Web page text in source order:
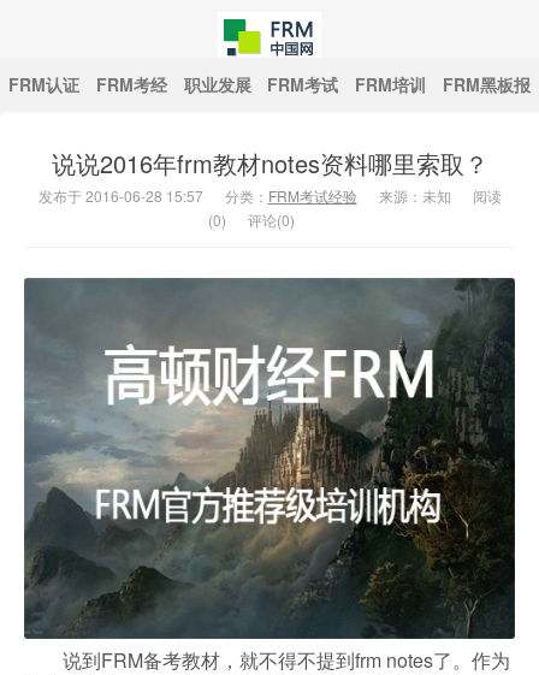
中国FRM网
FRM认证 FRM考经 职业发展 FRM考试 FRM培训 FRM黑板报
说说2016年frm教材notes资料哪里索取？
发布于 2016-06-28 15:57 分类： FRM考试经验 来源：未知
阅读
(0) 评论(0)
说到FRM备考教材，就不得不提到frm notes了。作为